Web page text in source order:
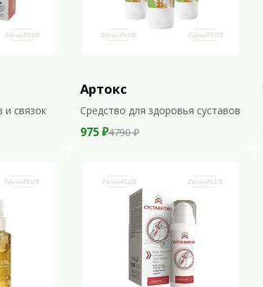
и связок
Артокс
Средство для здоровья суставов
975 ₽4790 ₽